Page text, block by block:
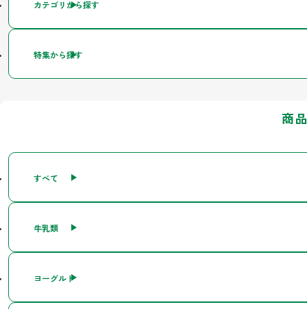
カテゴリから探す
特集から探す
商
すべて
牛乳類
ヨーグルト